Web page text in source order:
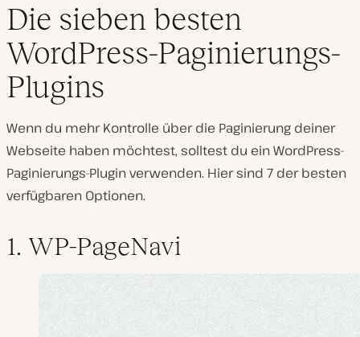
Die sieben besten
WordPress-Paginierungs-
Plugins
Wenn du mehr Kontrolle über die Paginierung deiner
Webseite haben möchtest, solltest du ein WordPress-
Paginierungs-Plugin verwenden. Hier sind 7 der besten
verfügbaren Optionen.
1. WP-PageNavi